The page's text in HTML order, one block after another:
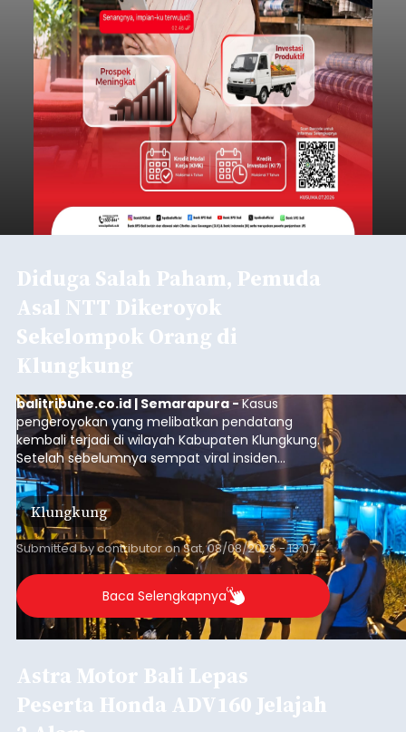
Diduga Salah Paham, Pemuda
Asal NTT Dikeroyok
Sekelompok Orang di
Klungkung
balitribune.co.id | Semarapura -Kasus
pengeroyokan yang melibatkan pendatang
kembali terjadi di wilayah Kabupaten Klungkung.
Setelah sebelumnya sempat viral insiden
keributan di barat Pasar Galiran, peristiwa serupa
kini menimpa seorang pemuda asal Kabupaten
Sumba Barat Daya (SBD), Nusa Tenggara Timur
(NTT).
Klungkung
Submitted bycontributoronSat, 08/08/2026 - 13:07
Baca Selengkapnya
Astra Motor Bali Lepas
Peserta Honda ADV160 Jelajah